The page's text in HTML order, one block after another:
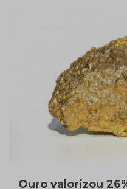
Ouro valorizou